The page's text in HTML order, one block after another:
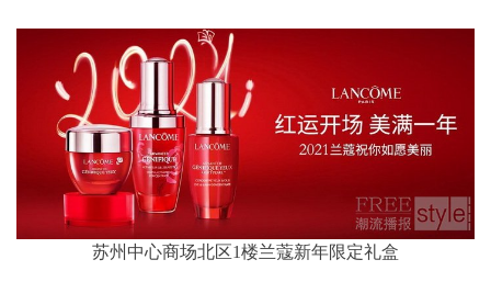
苏州中心商场北区1楼兰蔻新年限定礼盒